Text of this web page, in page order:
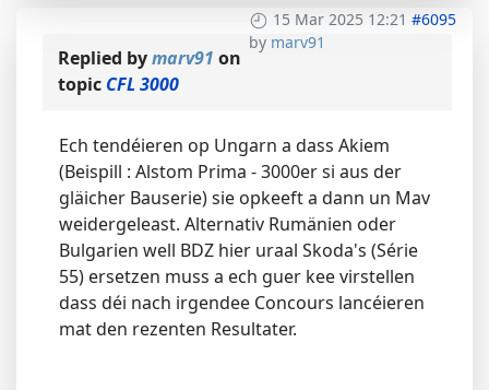
15 Mar 2025 12:21 #6095
by marv91
Replied bymarv91 on
topic CFL 3000
Ech tendéieren op Ungarn a dass Akiem
(Beispill : Alstom Prima - 3000er si aus der
gläicher Bauserie) sie opkeeft a dann un Mav
weidergeleast. Alternativ Rumänien oder
Bulgarien well BDZ hier uraal Skoda's (Série
55) ersetzen muss a ech guer kee virstellen
dass déi nach irgendee Concours lancéieren
mat den rezenten Resultater.